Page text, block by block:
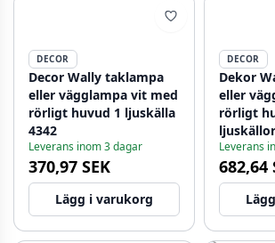
DECOR
Decor Wally taklampa
eller vägglampa vit med
rörligt huvud 1 ljuskälla
4342
Leverans inom 3 dagar
370,97 SEK
Lägg i varukorg
DECOR
Dekor
eller
rörligt
Leverans
682,64